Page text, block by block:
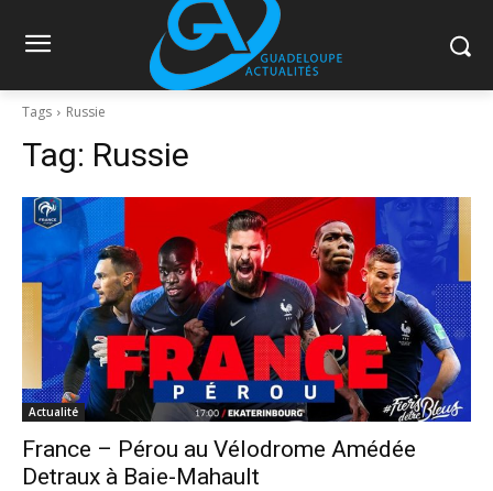
Tags Russie
Tag: Russie
Actualité
France – Pérou au Vélodrome Amédée
Detraux à Baie-Mahault